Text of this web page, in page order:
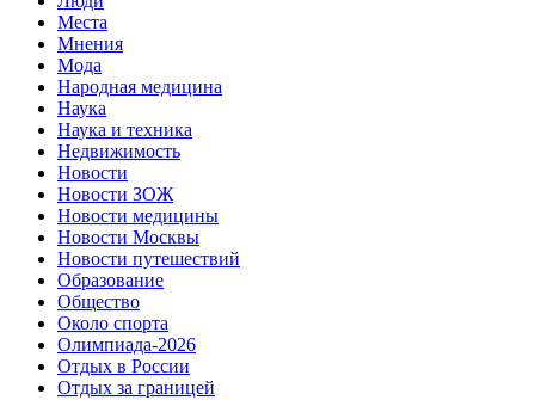
Места
Мнения
Мода
Народная медицина
Наука
Наука и техника
Недвижимость
Новости
Новости ЗОЖ
Новости медицины
Новости Москвы
Новости путешествий
Образование
Общество
Около спорта
Олимпиада-2026
Отдых в России
Отдых за границей